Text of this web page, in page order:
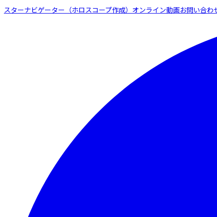
スターナビゲーター（ホロスコープ作成） オンライン動画お問い合わ